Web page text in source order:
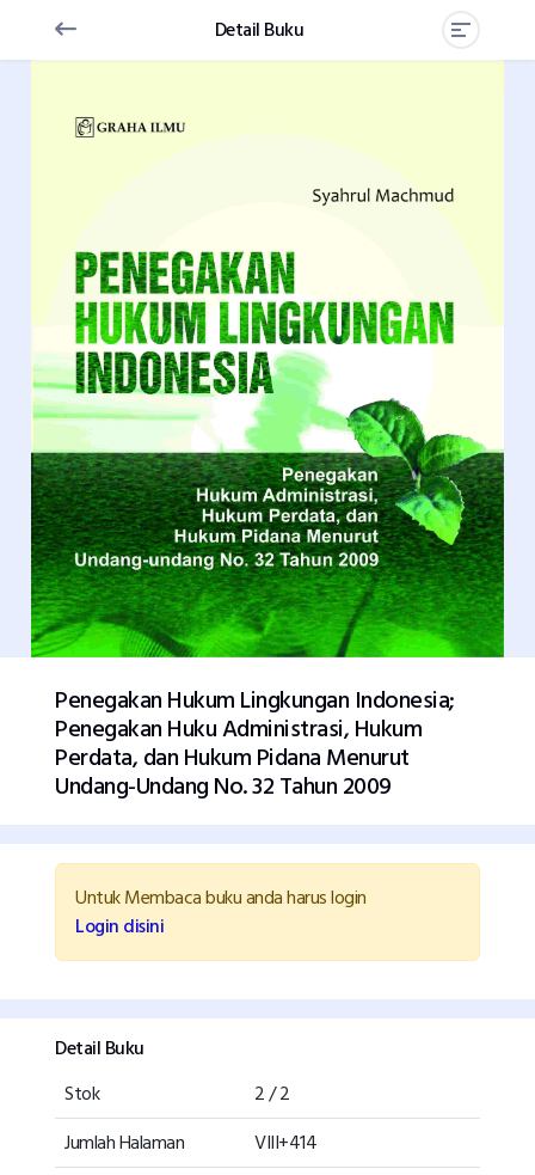
Detail Buku
Penegakan Hukum Lingkungan Indonesia;
Penegakan Huku Administrasi, Hukum
Perdata, dan Hukum Pidana Menurut
Undang-Undang No. 32 Tahun 2009
Untuk Membaca buku anda harus login
Login disini
Detail Buku
Stok
2 / 2
Jumlah Halaman
VIII+414